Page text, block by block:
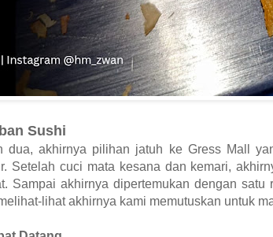
Sushi
dua, akhirnya pilihan jatuh ke Gress Mall
Setelah cuci mata kesana dan kemari,
Sampai akhirnya dipertemukan dengan
lihat akhirnya kami memutuskan untuk